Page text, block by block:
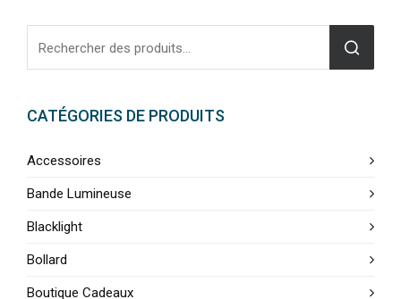
CATÉGORIES DE PRODUITS
Accessoires
Bande Lumineuse
Blacklight
Bollard
Boutique Cadeaux